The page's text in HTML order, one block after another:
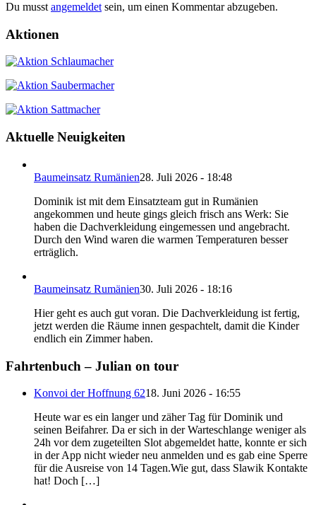
Du musst angemeldet sein, um einen Kommentar abzugeben.
Aktionen
Aktuelle Neuigkeiten
Baumeinsatz Rumänien28. Juli 2026 - 18:48
Dominik ist mit dem Einsatzteam gut in Rumänien
angekommen und heute gings gleich frisch ans Werk: Sie
haben die Dachverkleidung eingemessen und angebracht.
Durch den Wind waren die warmen Temperaturen besser
erträglich.
Baumeinsatz Rumänien30. Juli 2026 - 18:16
Hier geht es auch gut voran. Die Dachverkleidung ist fertig,
jetzt werden die Räume innen gespachtelt, damit die Kinder
endlich ein Zimmer haben.
Fahrtenbuch – Julian on tour
Konvoi der Hoffnung 6218. Juni 2026 - 16:55
Heute war es ein langer und zäher Tag für Dominik und
seinen Beifahrer. Da er sich in der Warteschlange weniger als
24h vor dem zugeteilten Slot abgemeldet hatte, konnte er sich
in der App nicht wieder neu anmelden und es gab eine Sperre
für die Ausreise von 14 Tagen.Wie gut, dass Slawik Kontakte
hat! Doch […]